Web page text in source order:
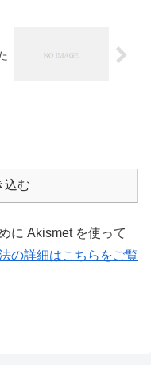
込む
に Akismet を使って
の詳細はこちらをご覧